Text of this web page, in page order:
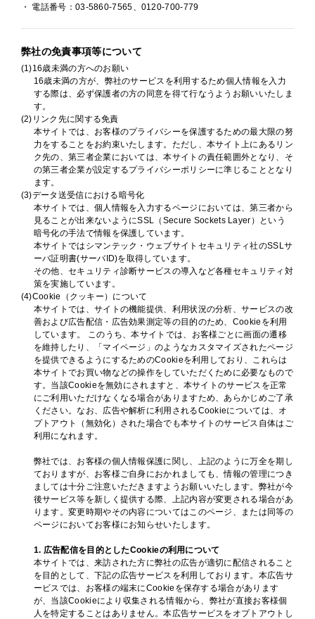
・ 電話番号：03-5860-7565、0120-700-779
弊社の免責事項等について
(1)16歳未満の方へのお願い
16歳未満の方が、弊社のサービスを利用するため個人情報を入力
する際は、必ず保護者の方の同意を得て行なうようお願いいたしま
す。
(2)リンク先に関する免責
本サイトでは、お客様のプライバシーを保護するための最大限の努
力をすることをお約束いたします。ただし、本サイト上にあるリン
ク先の、第三者企業においては、本サイトの責任範囲外となり、そ
の第三者企業が設定するプライバシーポリシーに準じることとなり
ます。
(3)データ送受信における暗号化
本サイトでは、個人情報を入力するページにおいては、第三者から
見ることが出来ないようにSSL（Secure Sockets Layer）という
暗号化の手法で情報を保護しています。
本サイトではシマンテック・ウェブサイトセキュリティ社のSSLサ
ーバ証明書(サーバID)を取得しています。
その他、セキュリティ診断サービスの導入など各種セキュリティ対
策を実施しています。
(4)Cookie（クッキー）について
本サイトでは、サイトの機能提供、利用状況の分析、サービスの改
善および広告配信・広告効果測定等の目的のため、Cookieを利用
しています。 このうち、本サイトでは、お客様ごとに画面の遷移
を維持したり、「マイページ」のようなカスタマイズされたページ
を提供できるようにするためのCookieを利用しており、これらは
本サイトでお買い物などの操作をしていただくために必要なもので
す。当該Cookieを無効にされますと、本サイトのサービスを正常
にご利用いただけなくなる場合がありますため、あらかじめご了承
ください。なお、広告や解析に利用されるCookieについては、オ
プトアウト（無効化）された場合でも本サイトのサービス自体はご
利用になれます。
弊社では、お客様の個人情報保護に関し、上記のように万全を期し
ておりますが、お客様ご自身におかれましても、情報の管理につき
ましては十分ご注意いただきますようお願いいたします。弊社が今
後サービス等を新しく提供する際、上記内容が変更される場合があ
ります。変更時期やその内容についてはこのページ、または同等の
ページにおいてお客様にお知らせいたします。
1. 広告配信を目的としたCookieの利用について
本サイトでは、来訪された方に弊社の広告が適切に配信されること
を目的として、下記の広告サービスを利用しております。本広告サ
ービスでは、お客様の端末にCookieを保存する場合があります
が、当該Cookieにより収集される情報から、弊社が直接お客様個
人を特定することはありません。本広告サービスをオプトアウトし